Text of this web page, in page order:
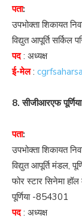
पता:
उपभोक्ता शिकायत
विद्युत आपूर्ति
पद : अध्यक्ष
ई-मेल:
8. सीजीआरएफ पूर्णिया
पता:
उपभोक्ता शिकायत
विद्युत आपूर्ति मंडल,
फोर स्टार सिनेमा
पूर्णिया -854301
पद: अध्यक्ष